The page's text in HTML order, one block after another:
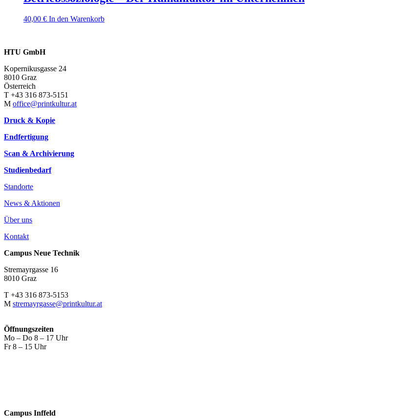
40,00 € In den Warenkorb
HTU GmbH
Kopernikusgasse 24
8010 Graz
Österreich
T +43 316 873-5151
M office@printkultur.at
Druck & Kopie
Endfertigung
Scan & Archivierung
Studienbedarf
Standorte
News & Aktionen
Über uns
Kontakt
Campus Neue Technik
Stremayrgasse 16
8010 Graz
T +43 316 873-5153
M stremayrgasse@printkultur.at
Öffnungszeiten
Mo – Do 8 – 17 Uhr
Fr 8 – 15 Uhr
Campus Inffeld